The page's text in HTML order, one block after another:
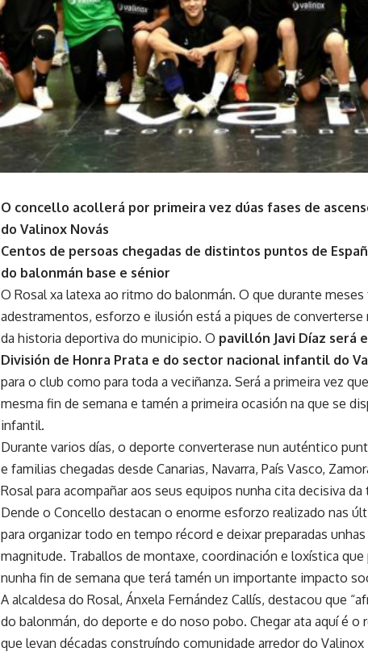
O concello acollerá por primeira vez dúas fases de
do Valinox Novás
Centos de persoas chegadas de distintos puntos de
do balonmán base e sénior
O Rosal xa latexa ao ritmo do balonmán. O que durante
adestramentos, esforzo e ilusión está a piques de converterse
da historia deportiva do municipio. O pavillón Javi Díaz será
División de Honra Prata e do sector nacional infantil do
para o club como para toda a veciñanza. Será a primeira vez
mesma fin de semana e tamén a primeira ocasión na que se
infantil.
Durante varios días, o deporte converterase nun auténtico
e familias chegadas desde Canarias, Navarra, País Vasco,
Rosal para acompañar aos seus equipos nunha cita decisiva da
Dende o Concello destacan o enorme esforzo realizado nas
para organizar todo en tempo récord e deixar preparadas
magnitude. Traballos de montaxe, coordinación e loxística
nunha fin de semana que terá tamén un importante impacto
A alcaldesa do Rosal, Ánxela Fernández Callís, destacou que
do balonmán, do deporte e do noso pobo. Chegar ata aquí é
que levan décadas construíndo comunidade arredor do